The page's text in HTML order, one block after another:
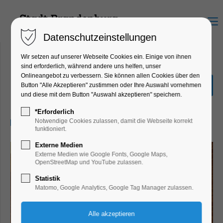
Menu
Mythos Maria
Ausstellung
09.09.2025, 10:00–17:00
Datenschutzeinstellungen
Wir setzen auf unserer Webseite Cookies ein. Einige von ihnen
sind erforderlich, während andere uns helfen, unser
Onlineangebot zu verbessern. Sie können allen Cookies über den
Button "Alle Akzeptieren" zustimmen oder Ihre Auswahl vornehmen
und diese mit dem Button "Auswahl akzeptieren" speichern.
*Erforderlich
Notwendige Cookies zulassen, damit die Webseite korrekt
funktioniert.
Externe Medien
Externe Medien wie Google Fonts, Google Maps,
OpenStreetMap und YouTube zulassen.
Statistik
Matomo, Google Analytics, Google Tag Manager zulassen.